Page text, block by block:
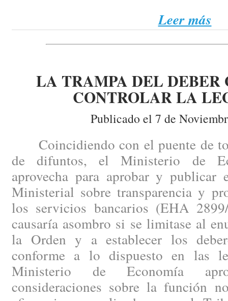
Leer más
LA TRAMPA DEL DEBER
CONTROLAR LA
Publicado el 7 de
Coincidiendo con el puente de
de difuntos, el Ministerio de
aprovecha para aprobar y
Ministerial sobre transparencia y
los servicios bancarios (EHA
causaría asombro si se limitase al
la Orden y a establecer los
conforme a lo dispuesto en las
Ministerio de Economía
consideraciones sobre la función